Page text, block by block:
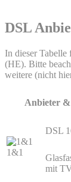
DSL
In dieser
(HE). Bitte
weitere (nicht
Anbieter
1&1
DSL
mit